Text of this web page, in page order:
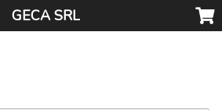
GECA SRL